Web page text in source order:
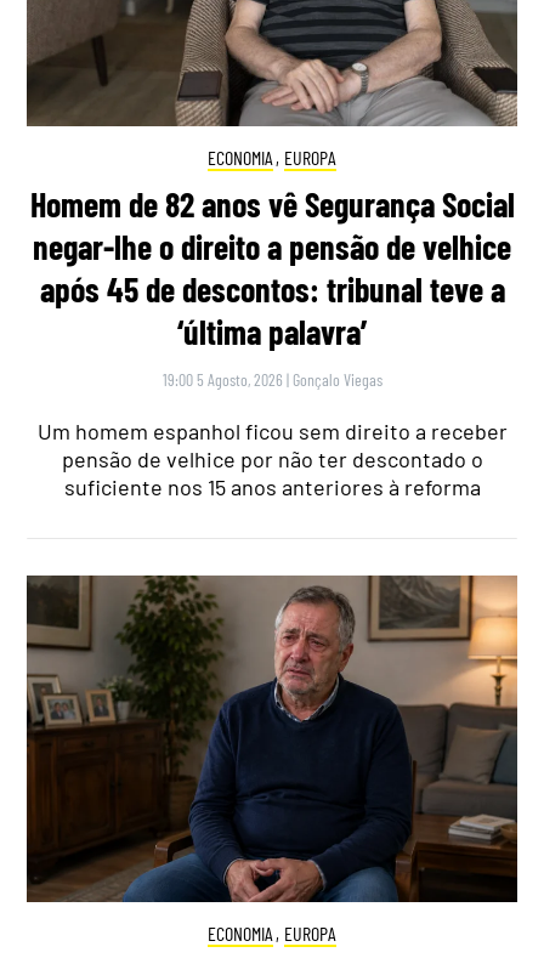
ECONOMIA , EUROPA
Homem de 82 anos vê Segurança Social
negar-lhe o direito a pensão de velhice
após 45 de descontos: tribunal teve a
‘última palavra’
19:00 5 Agosto, 2026 | Gonçalo Viegas
Um homem espanhol ficou sem direito a receber
pensão de velhice por não ter descontado o
suficiente nos 15 anos anteriores à reforma
ECONOMIA , EUROPA